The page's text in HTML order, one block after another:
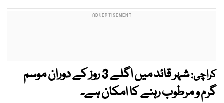
کراچی:
شہر قائد میں اگلے 3 روز کے دوران موسم
گرم و مرطوب رہنے کا امکان ہے۔